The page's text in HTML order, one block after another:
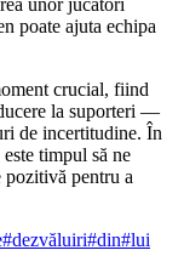
unor jucători
poate ajuta echipa
crucial, fiind
la suporteri —
de incertitudine. În
timpul să ne
pozitivă pentru a
#dezvăluiri#din#lui